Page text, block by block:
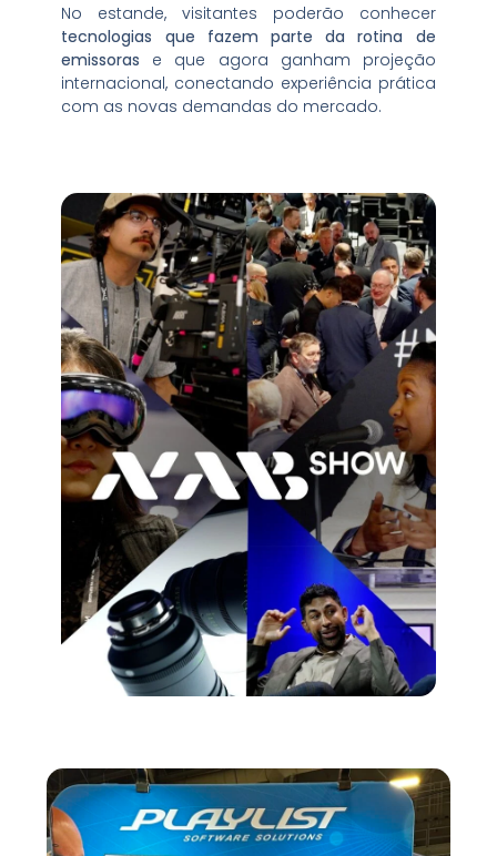
No estande, visitantes poderão conhecer
tecnologias que
fazem parte da rotina de
emissoras e que agora ganham projeção
internacional, conectando experiência prática
com as novas demandas do mercado.